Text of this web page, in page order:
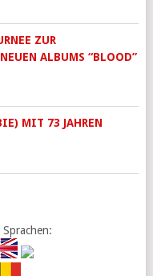
ZUR
ALBUMS “BLOOD”
MIT 73 JAHREN